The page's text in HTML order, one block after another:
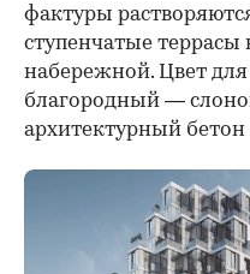
фактуры
ступенчатые террасы
набережной. Цвет для
благородный —
архитектурный бетон